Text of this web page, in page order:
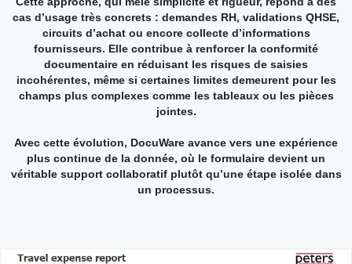
cas d’usage très concrets : demandes RH, validations QHSE,
circuits d’achat ou encore collecte d’informations
fournisseurs. Elle contribue à renforcer la conformité
documentaire en réduisant les risques de saisies
incohérentes, même si certaines limites demeurent pour les
champs plus complexes comme les tableaux ou les pièces
jointes.
Avec cette évolution, DocuWare avance vers une expérience
plus continue de la donnée, où le formulaire devient un
véritable support collaboratif plutôt qu’une étape isolée dans
un processus.